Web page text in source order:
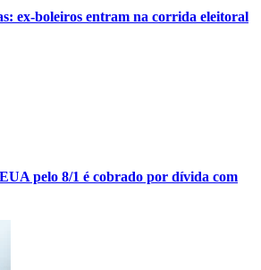
ex-boleiros entram na corrida eleitoral
pelo 8/1 é cobrado por dívida com